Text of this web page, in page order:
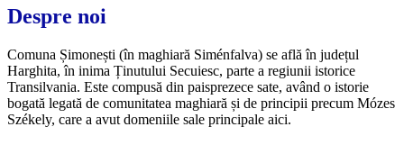
Despre noi
Comuna Șimonești (în maghiară Siménfalva) se află în județul
Harghita, în inima Ținutului Secuiesc, parte a regiunii istorice
Transilvania. Este compusă din paisprezece sate, având o istorie
bogată legată de comunitatea maghiară și de principii precum Mózes
Székely, care a avut domeniile sale principale aici.